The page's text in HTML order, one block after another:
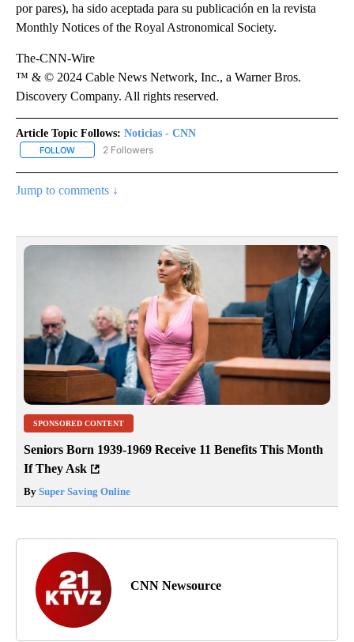
por pares), ha sido aceptada para su publicación en la revista
Monthly Notices of the Royal Astronomical Society.
The-CNN-Wire
™ & © 2024 Cable News Network, Inc., a Warner Bros.
Discovery Company. All rights reserved.
Article Topic Follows: Noticias - CNN
FOLLOW FOLLOW "NOTICIAS - CNN" TO RECEIVE NOTIFICATIONS ABOUT
2 Followers
Jump to comments ↓
SPONSORED CONTENT
Seniors Born 1939-1969 Receive 11 Benefits This Month
If They Ask
By Super Saving Online
CNN Newsource